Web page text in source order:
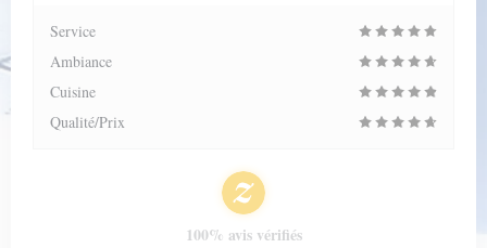
Service
Ambiance
Cuisine
Qualité/Prix
100% avis vérifiés